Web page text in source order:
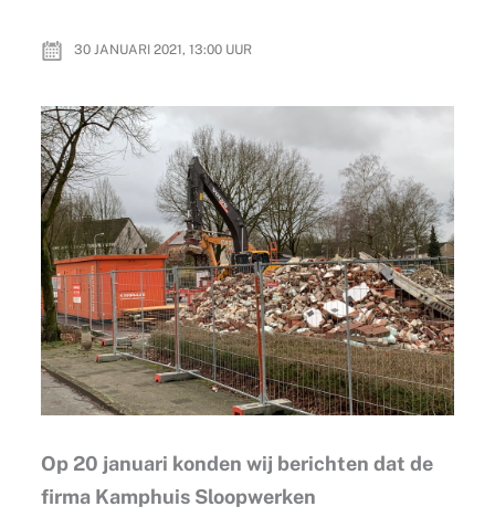
30 JANUARI 2021, 13:00UUR
Op 20 januari konden wij berichten dat de
firma Kamphuis Sloopwerken